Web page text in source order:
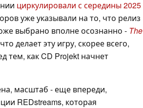
циркулировали с середины 2025
уже указывали на то, что релиз
выбрано вполне осознанно - The
делает эту игру, скорее всего,
тем, как CD Projekt начнет
масштаб - еще впереди,
REDstreams, которая